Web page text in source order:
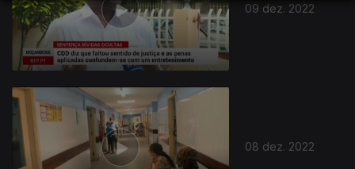
09 dez. 2022
08 dez. 2022